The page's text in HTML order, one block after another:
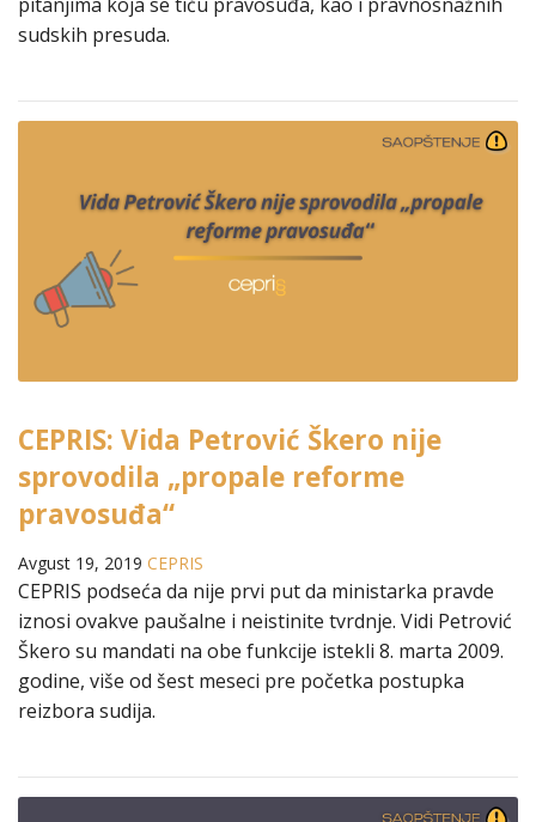
sudskih presuda.
CEPRIS: Vida Petrović Škero nije
sprovodila „propale reforme
pravosuđa“
Avgust 19, 2019 CEPRIS
CEPRIS podseća da nije prvi put da ministarka pravde
iznosi ovakve paušalne i neistinite tvrdnje. Vidi Petrović
Škero su mandati na obe funkcije istekli 8. marta 2009.
godine, više od šest meseci pre početka postupka
reizbora sudija.